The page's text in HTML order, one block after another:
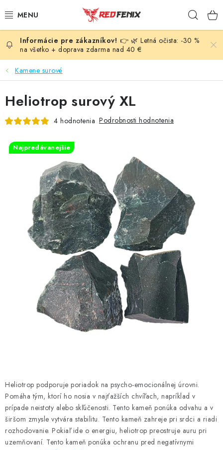
na
POMÔCKY
NÁRAMKY
PRÍVESKY
LIEČIVÉ KAMENE
VONNÉ TYČINKY A KADIDLÁ
SLNEČNÉ KRYŠTÁLY
AMULETY A TALIZMANY
MANDALY
PODĽA OBLASTÍ
Prečo nakúpiť u nás? Poradňa
Ako nakupovať
Obchodné podmienky
Podmienky ochrany osobných údajov
Doprava a platba
Recenzie zákazníkov
👉 🌿 Letná očista: -30 %
na všetko + doprava zdarma nad 40 €
Kamene surové
Heliotrop podporuje poriadok na psycho-emocionálnej úrovni.
Pomáha tým, ktorí ho nosia v najťažších chvíľach, napríklad v
prípade neistoty alebo skľúčenosti. Tento kameň ponúka odvahu a v
širšom zmysle vytvára stabilitu. Tento kameň zahreje pri srdci a riadi
rozhodovanie. Pokiaľ ide o energiu, heliotrop preostruje auru pri
uzemňovaní. Tento kameň ponúka ochranu pred negatívnymi
Heliotrop surový XL
4 hodnotenia Podrobnosti hodnotenia
Najpredávanejšie